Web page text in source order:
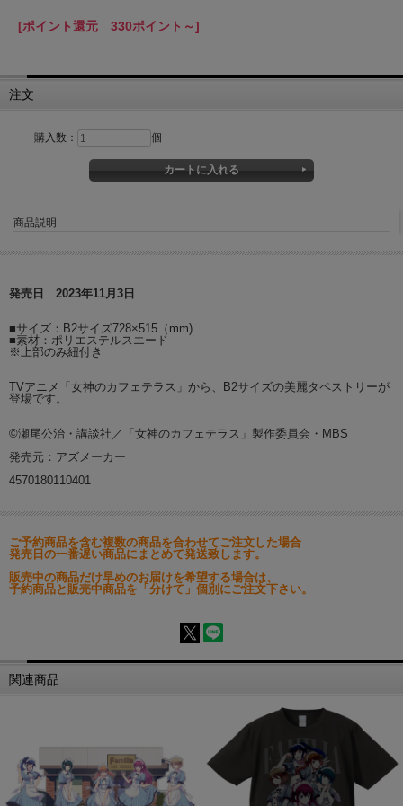
[ポイント還元 330ポイント～]
注文
購入数： 個
商品説明
発売日 2023年11月3日
■サイズ：B2サイズ728×515（mm)
■素材：ポリエステルスエード
※上部のみ紐付き
TVアニメ「女神のカフェテラス」から、B2サイズの美麗タペストリーが
登場です。
©瀬尾公治・講談社／「女神のカフェテラス」製作委員会・MBS
発売元：アズメーカー
4570180110401
ご予約商品を含む複数の商品を合わせてご注文した場合
発売日の一番遅い商品にまとめて発送致します。
販売中の商品だけ早めのお届けを希望する場合は、
予約商品と販売中商品を「分けて」個別にご注文下さい。
関連商品